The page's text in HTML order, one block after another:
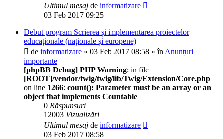
Ultimul mesaj de informatizare
03 Feb 2017 09:25
Debut program Scrierea și implementarea proiectelor
educaționale (naționale și europene)
de informatizare » 03 Feb 2017 08:58 » în Anunțuri
importante
[phpBB Debug] PHP Warning: in file
[ROOT]/vendor/twig/twig/lib/Twig/Extension/Core.php
on line 1266: count(): Parameter must be an array or an
object that implements Countable
0 Răspunsuri
12003 Vizualizări
Ultimul mesaj de informatizare
03 Feb 2017 08:58